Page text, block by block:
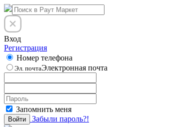
Вход
Регистрация
Номер телефона
Эл. почтаЭлектронная почта
Запомнить меня
Войти Забыли пароль?!